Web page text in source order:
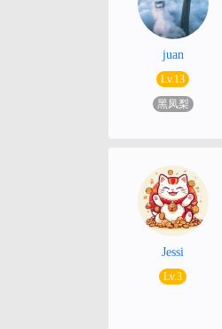
juan
Lv.13
黑凤梨
Jessi
Lv.3